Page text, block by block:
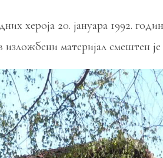
хероја 20. јануара 1992.
материјал смештен